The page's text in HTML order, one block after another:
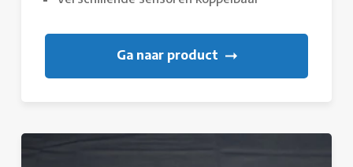
Ga naar product